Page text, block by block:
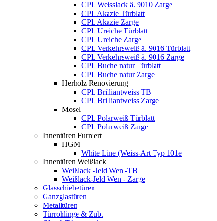
CPL Weisslack ä. 9010 Zarge
CPL Akazie Türblatt
CPL Akazie Zarge
CPL Ureiche Türblatt
CPL Ureiche Zarge
CPL Verkehrsweiß ä. 9016 Türblatt
CPL Verkehrsweiß ä. 9016 Zarge
CPL Buche natur Türblatt
CPL Buche natur Zarge
Herholz Renovierung
CPL Brilliantweiss TB
CPL Brilliantweiss Zarge
Mosel
CPL Polarweiß Türblatt
CPL Polarweiß Zarge
Innentüren Furniert
HGM
White Line (Weiss-Art Typ 101e
Innentüren Weißlack
Weißlack -Jeld Wen -TB
Weißlack-Jeld Wen - Zarge
Glasschiebetüren
Ganzglastüren
Metalltüren
Türrohlinge & Zub.